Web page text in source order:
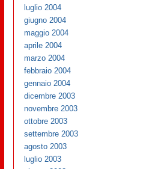
luglio 2004
giugno 2004
maggio 2004
aprile 2004
marzo 2004
febbraio 2004
gennaio 2004
dicembre 2003
novembre 2003
ottobre 2003
settembre 2003
agosto 2003
luglio 2003